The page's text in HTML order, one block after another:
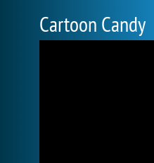
Cartoon Candy